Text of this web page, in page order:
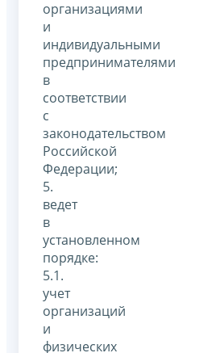
организациями
и
индивидуальными
предпринимателями
в
соответствии
с
законодательством
Российской
Федерации;
5.
ведет
в
установленном
порядке:
5.1.
учет
организаций
и
физических